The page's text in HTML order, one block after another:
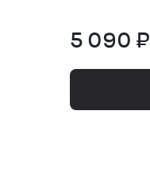
5 090 ₽